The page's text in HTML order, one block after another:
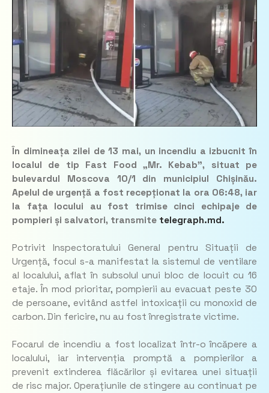
În dimineața zilei de 13 mai, un incendiu a izbucnit în
localul de tip Fast Food „Mr. Kebab”, situat pe
bulevardul Moscova 10/1 din municipiul Chișinău.
Apelul de urgență a fost recepționat la ora 06:48, iar
la fața locului au fost trimise cinci echipaje de
pompieri și salvatori, transmite telegraph.md.
Potrivit Inspectoratului General pentru Situații de
Urgență, focul s-a manifestat la sistemul de ventilare
al localului, aflat în subsolul unui bloc de locuit cu 16
etaje. În mod prioritar, pompierii au evacuat peste 30
de persoane, evitând astfel intoxicații cu monoxid de
carbon. Din fericire, nu au fost înregistrate victime.
Focarul de incendiu a fost localizat într-o încăpere a
localului, iar intervenția promptă a pompierilor a
prevenit extinderea flăcărilor și evitarea unei situații
de risc major. Operațiunile de stingere au continuat pe